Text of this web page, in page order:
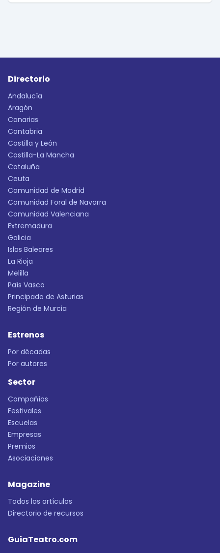
Directorio
Andalucía
Aragón
Canarias
Cantabria
Castilla y León
Castilla-La Mancha
Cataluña
Ceuta
Comunidad de Madrid
Comunidad Foral de Navarra
Comunidad Valenciana
Extremadura
Galicia
Islas Baleares
La Rioja
Melilla
País Vasco
Principado de Asturias
Región de Murcia
Estrenos
Por décadas
Por autores
Sector
Compañías
Festivales
Escuelas
Empresas
Premios
Asociaciones
Magazine
Todos los artículos
Directorio de recursos
GuiaTeatro.com